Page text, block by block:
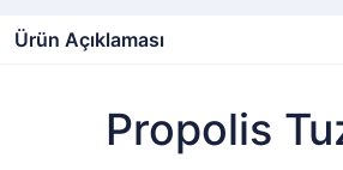
Ürün Açıklaması
Propolis